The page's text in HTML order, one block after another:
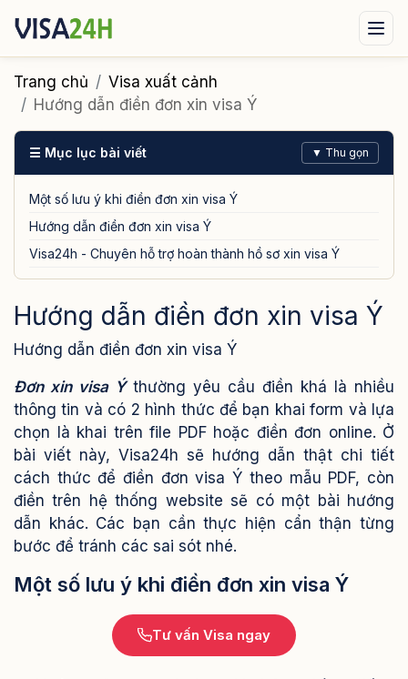
Visa xuất cảnh Visa nhập cảnh
Tư vấn ngay qua Zalo
Trang chủ
Visa xuất cảnh
Hướng dẫn điền đơn xin visa Ý
☰ Mục lục bài viết ▼ Thu gọn
Một số lưu ý khi điền đơn xin visa Ý
Hướng dẫn điền đơn xin visa Ý
Visa24h - Chuyên hỗ trợ hoàn thành hồ sơ xin visa Ý
Hướng dẫn điền đơn xin visa Ý
Hướng dẫn điền đơn xin visa Ý
Đơn xin visa Ý thường yêu cầu điền khá là nhiều
thông tin và có 2 hình thức để bạn khai form và lựa
chọn là khai trên file PDF hoặc điền đơn online. Ở
bài viết này, Visa24h sẽ hướng dẫn thật chi tiết
cách thức để điền đơn visa Ý theo mẫu PDF, còn
điền trên hệ thống website sẽ có một bài hướng
dẫn khác. Các bạn cần thực hiện cẩn thận từng
bước để tránh các sai sót nhé.
Một số lưu ý khi điền đơn xin visa Ý
Tư vấn Visa ngay